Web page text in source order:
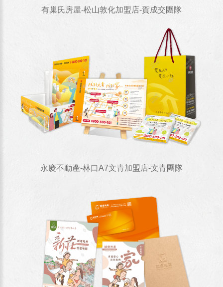
有巢氏房屋-松山敦化加盟店-賀成交團隊
永慶不動產-林口A7文青加盟店-文青團隊